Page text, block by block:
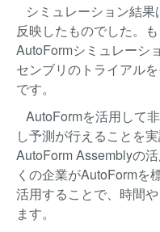
シミュレーション結
反映したものでした。
AutoFormシミュレーシ
センブリのトライアル
です。
AutoFormを活用して
し予測が行えることを
AutoForm Assemblyの
くの企業がAutoFormを
活用することで、時間
ます。